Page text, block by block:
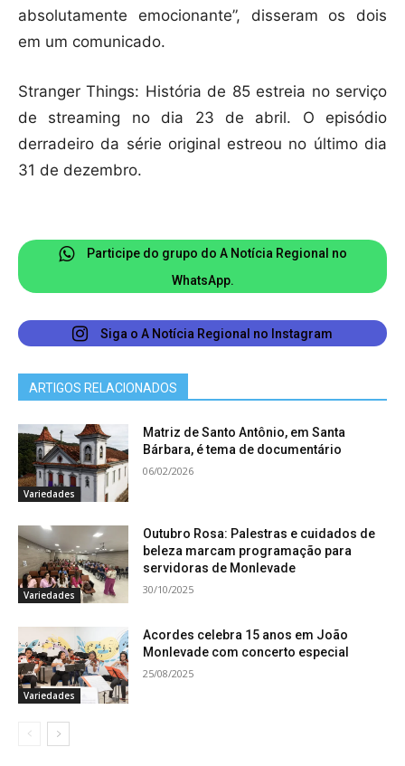
absolutamente emocionante”, disseram os dois
em um comunicado.
Stranger Things: História de 85 estreia no serviço
de streaming no dia 23 de abril. O episódio
derradeiro da série original estreou no último dia
31 de dezembro.
Participe do grupo do A Notícia Regional no
WhatsApp.
Siga o A Notícia Regional no Instagram
ARTIGOS RELACIONADOS
Variedades
Matriz de Santo Antônio, em Santa
Bárbara, é tema de documentário
06/02/2026
Variedades
Outubro Rosa: Palestras e cuidados de
beleza marcam programação para
servidoras de Monlevade
30/10/2025
Variedades
Acordes celebra 15 anos em João
Monlevade com concerto especial
25/08/2025